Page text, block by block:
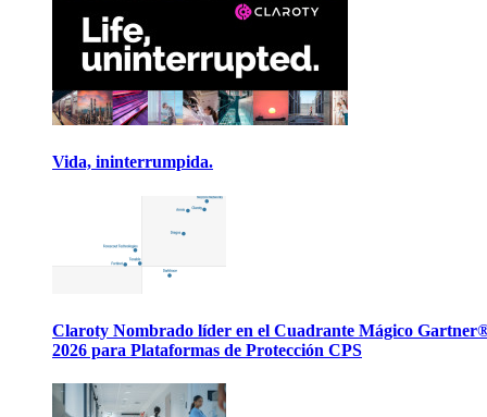
Vida, ininterrumpida.
Claroty Nombrado líder en el Cuadrante Mágico
2026 para Plataformas de Protección CPS